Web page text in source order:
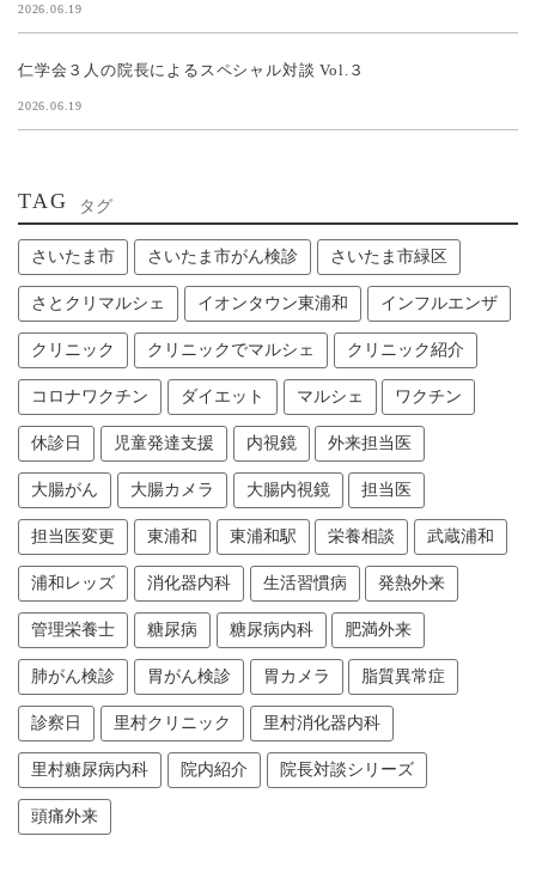
2026.06.19
仁学会３人の院長によるスペシャル対談 Vol.３
2026.06.19
TAG タグ
さいたま市 さいたま市がん検診 さいたま市緑区
さとクリマルシェ イオンタウン東浦和 インフルエンザ
クリニック クリニックでマルシェ クリニック紹介
コロナワクチン ダイエット マルシェ ワクチン
休診日 児童発達支援 内視鏡 外来担当医
大腸がん 大腸カメラ 大腸内視鏡 担当医
担当医変更 東浦和 東浦和駅 栄養相談 武蔵浦和
浦和レッズ 消化器内科 生活習慣病 発熱外来
管理栄養士 糖尿病 糖尿病内科 肥満外来
肺がん検診 胃がん検診 胃カメラ 脂質異常症
診察日 里村クリニック 里村消化器内科
里村糖尿病内科 院内紹介 院長対談シリーズ
頭痛外来